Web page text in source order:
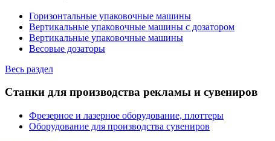
Горизонтальные упаковочные машины
Вертикальные упаковочные машины с дозатором
Вертикальные упаковочные машины
Весовые дозаторы
Весь раздел
Станки для производства рекламы и сувениров
Фрезерное и лазерное оборудование, плоттеры
Оборудование для производства сувениров